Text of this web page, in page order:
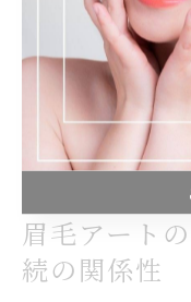
施術後は、専用のケ
せません。岐阜県中津
個々の眉毛の状態に
寧に行っています。
することで安心して
眉毛アート
続の関係性